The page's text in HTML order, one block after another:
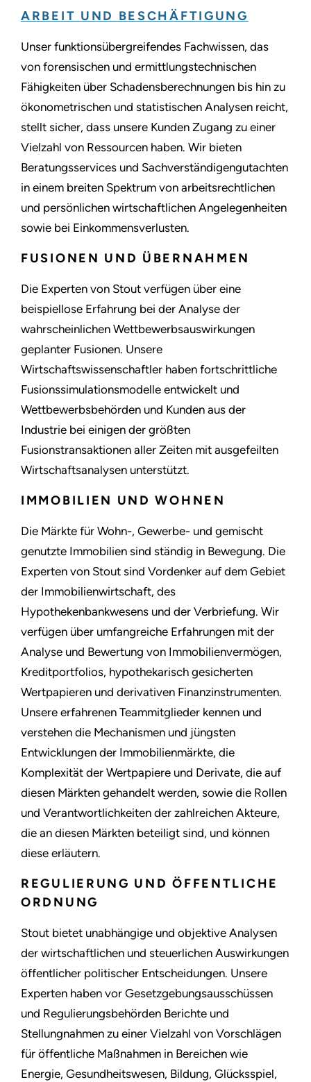
ARBEIT UND BESCHÄFTIGUNG
Unser funktionsübergreifendes Fachwissen, das
von forensischen und ermittlungstechnischen
Fähigkeiten über Schadensberechnungen bis hin zu
ökonometrischen und statistischen Analysen reicht,
stellt sicher, dass unsere Kunden Zugang zu einer
Vielzahl von Ressourcen haben. Wir bieten
Beratungsservices und Sachverständigengutachten
in einem breiten Spektrum von arbeitsrechtlichen
und persönlichen wirtschaftlichen Angelegenheiten
sowie bei Einkommensverlusten.
FUSIONEN UND ÜBERNAHMEN
Die Experten von Stout verfügen über eine
beispiellose Erfahrung bei der Analyse der
wahrscheinlichen Wettbewerbsauswirkungen
geplanter Fusionen. Unsere
Wirtschaftswissenschaftler haben fortschrittliche
Fusionssimulationsmodelle entwickelt und
Wettbewerbsbehörden und Kunden aus der
Industrie bei einigen der größten
Fusionstransaktionen aller Zeiten mit ausgefeilten
Wirtschaftsanalysen unterstützt.
IMMOBILIEN UND WOHNEN
Die Märkte für Wohn-, Gewerbe- und gemischt
genutzte Immobilien sind ständig in Bewegung. Die
Experten von Stout sind Vordenker auf dem Gebiet
der Immobilienwirtschaft, des
Hypothekenbankwesens und der Verbriefung. Wir
verfügen über umfangreiche Erfahrungen mit der
Analyse und Bewertung von Immobilienvermögen,
Kreditportfolios, hypothekarisch gesicherten
Wertpapieren und derivativen Finanzinstrumenten.
Unsere erfahrenen Teammitglieder kennen und
verstehen die Mechanismen und jüngsten
Entwicklungen der Immobilienmärkte, die
Komplexität der Wertpapiere und Derivate, die auf
diesen Märkten gehandelt werden, sowie die Rollen
und Verantwortlichkeiten der zahlreichen Akteure,
die an diesen Märkten beteiligt sind, und können
diese erläutern.
REGULIERUNG UND ÖFFENTLICHE
ORDNUNG
Stout bietet unabhängige und objektive Analysen
der wirtschaftlichen und steuerlichen Auswirkungen
öffentlicher politischer Entscheidungen. Unsere
Experten haben vor Gesetzgebungsausschüssen
und Regulierungsbehörden Berichte und
Stellungnahmen zu einer Vielzahl von Vorschlägen
für öffentliche Maßnahmen in Bereichen wie
Energie, Gesundheitswesen, Bildung, Glücksspiel,